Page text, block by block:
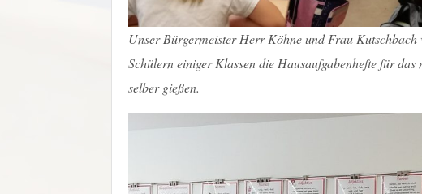
Unser Bürgermeister Herr Köhne und Frau
Schülern einiger Klassen die Hausaufgabenhefte für
selber gießen.